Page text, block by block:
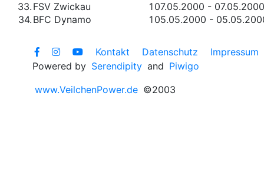
33. FSV Zwickau 1 07.05.2000 - 07.05.2000
34. BFC Dynamo 1 05.05.2000 -
Kontakt Datenschutz
Impressum
Powered by Serendipity and Piwigo
www.VeilchenPower.de ©2003